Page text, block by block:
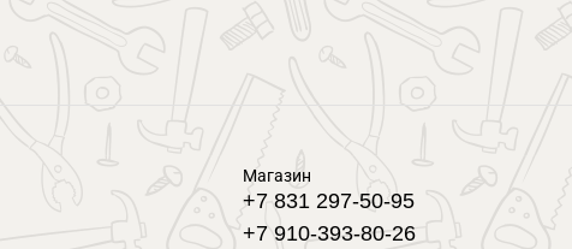
Магазин
+7 831 297-50-95
+7 910-393-80-26